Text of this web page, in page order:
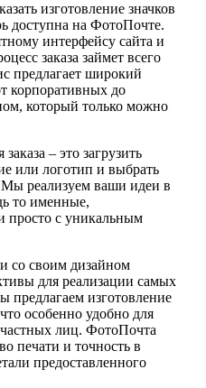
изготовление значков
доступна на ФотоПочте.
интерфейсу сайта и
заказа займет всего
предлагает широкий
корпоративных до
который только можно
– это загрузить
или логотип и выбрать
реализуем ваши идеи в
то именные,
просто с уникальным
со своим дизайном
для реализации самых
предлагаем изготовление
особенно удобно для
лиц. ФотоПочта
печати и точность в
предоставленного